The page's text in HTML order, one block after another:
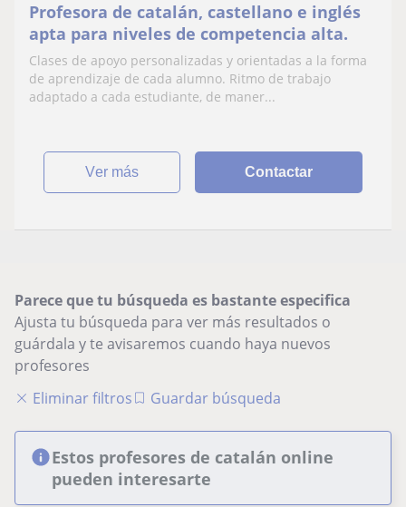
Profesora de catalán, castellano e inglés
apta para niveles de competencia alta.
Clases de apoyo personalizadas y orientadas a la forma
de aprendizaje de cada alumno. Ritmo de trabajo
adaptado a cada estudiante, de maner...
ver más Contactar
Parece que tu búsqueda es bastante especifica
Ajusta tu búsqueda para ver más resultados o
guárdala y te avisaremos cuando haya nuevos
profesores
Eliminar filtros
Guardar búsqueda
Estos profesores de catalán online
pueden interesarte